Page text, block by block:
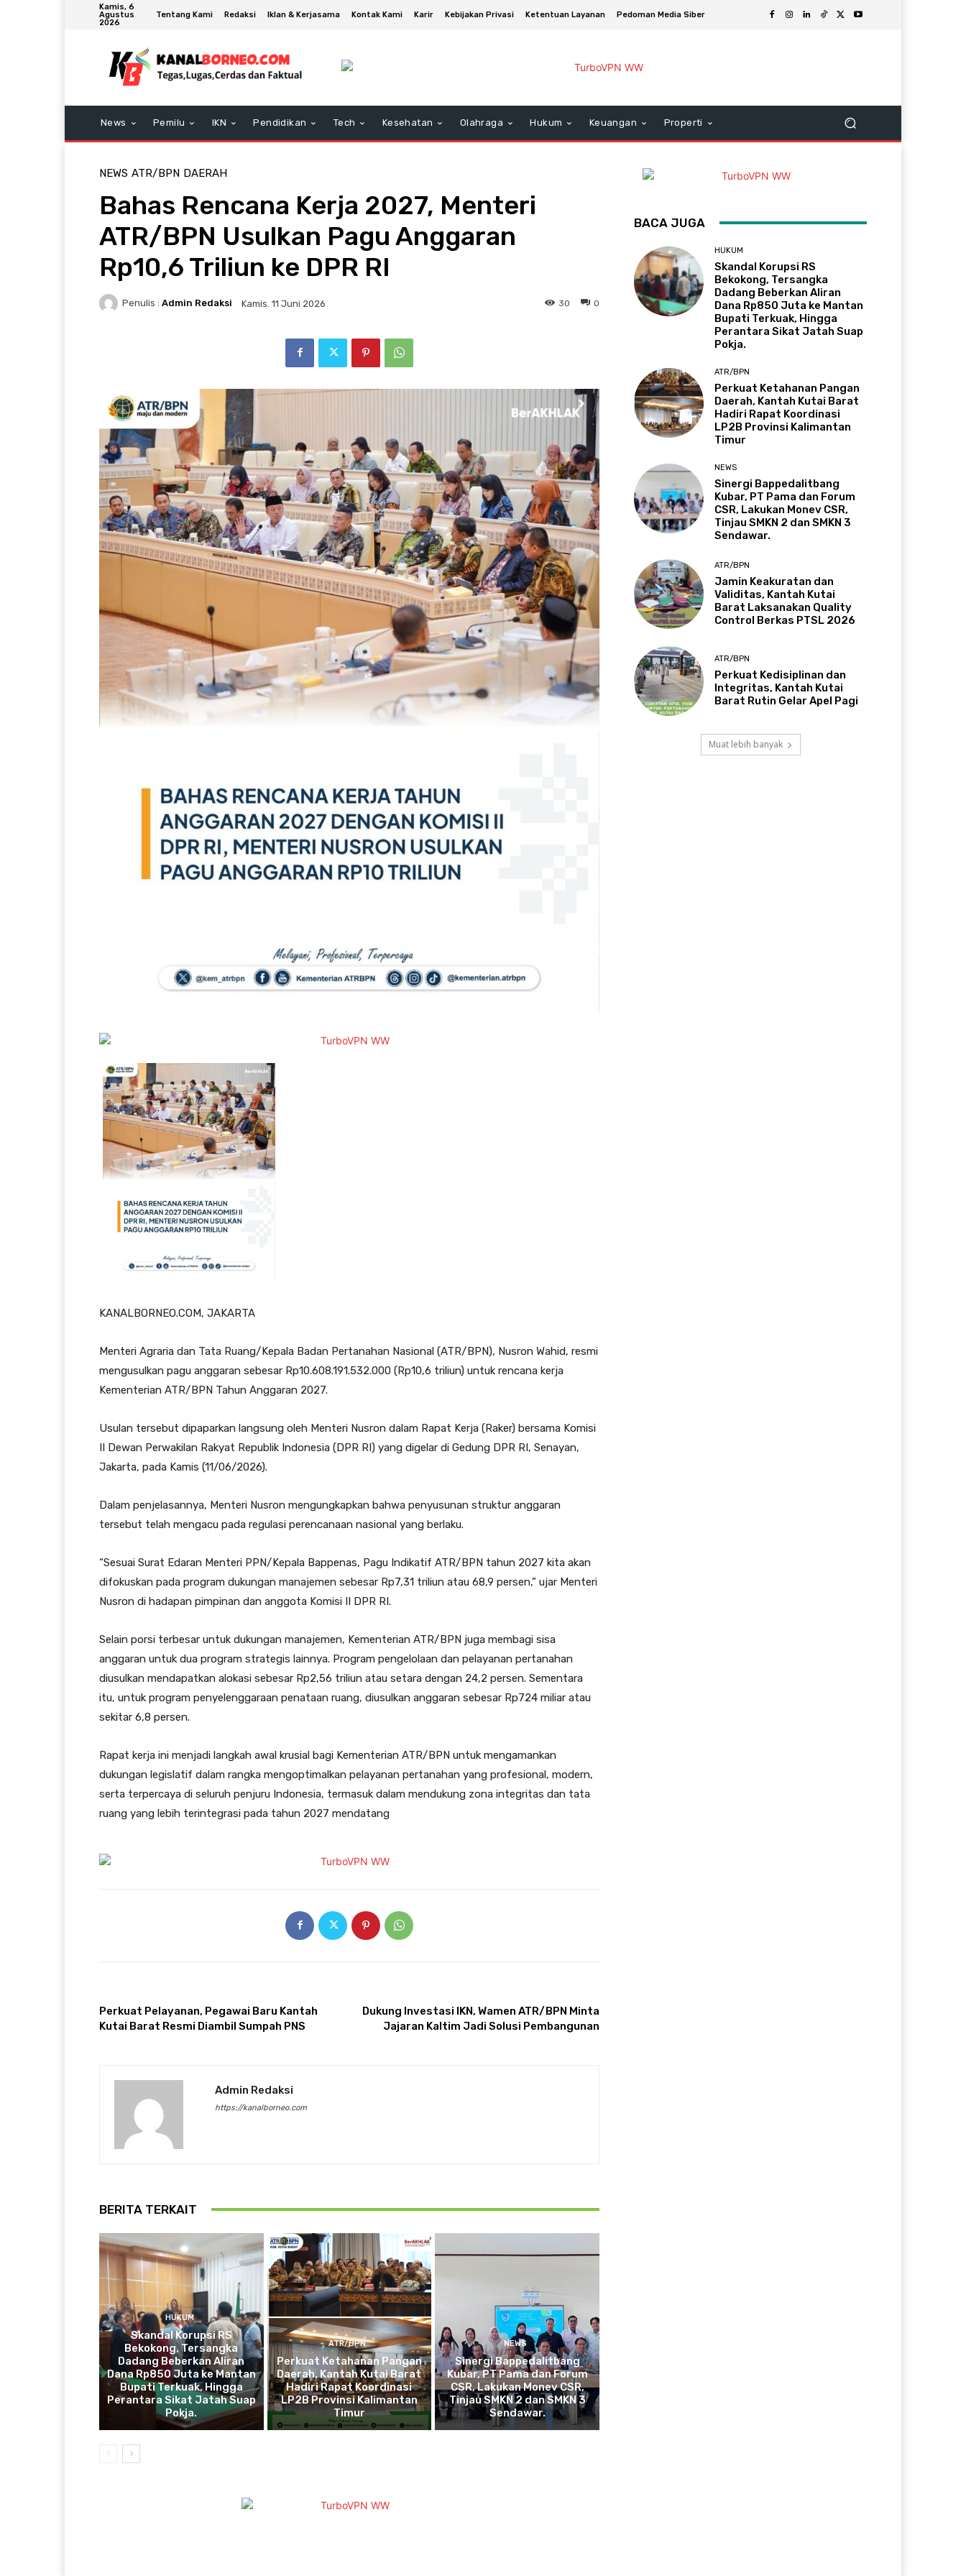
Kamis, 6
Agustus
2026
Tentang Kami Redaksi Iklan & Kerjasama Kontak Kami Karir Kebijakan Privasi Ketentuan Layanan Pedoman Media Siber
News Pemilu IKN Pendidikan Tech Kesehatan Olahraga Hukum Keuangan Properti
NEWS ATR/BPN DAERAH
Bahas Rencana Kerja 2027, Menteri
ATR/BPN Usulkan Pagu Anggaran
Rp10,6 Triliun ke DPR RI
Penulis : Admin Redaksi Kamis. 11 Juni 2026 0
30
KANALBORNEO.COM, JAKARTA
Menteri Agraria dan Tata Ruang/Kepala Badan Pertanahan Nasional (ATR/BPN), Nusron Wahid, resmi
mengusulkan pagu anggaran sebesar Rp10.608.191.532.000 (Rp10,6 triliun) untuk rencana kerja
Kementerian ATR/BPN Tahun Anggaran 2027.
Usulan tersebut dipaparkan langsung oleh Menteri Nusron dalam Rapat Kerja (Raker) bersama Komisi
II Dewan Perwakilan Rakyat Republik Indonesia (DPR RI) yang digelar di Gedung DPR RI, Senayan,
Jakarta, pada Kamis (11/06/2026).
Dalam penjelasannya, Menteri Nusron mengungkapkan bahwa penyusunan struktur anggaran
tersebut telah mengacu pada regulasi perencanaan nasional yang berlaku.
“Sesuai Surat Edaran Menteri PPN/Kepala Bappenas, Pagu Indikatif ATR/BPN tahun 2027 kita akan
difokuskan pada program dukungan manajemen sebesar Rp7,31 triliun atau 68,9 persen,” ujar Menteri
Nusron di hadapan pimpinan dan anggota Komisi II DPR RI.
Selain porsi terbesar untuk dukungan manajemen, Kementerian ATR/BPN juga membagi sisa
anggaran untuk dua program strategis lainnya. Program pengelolaan dan pelayanan pertanahan
diusulkan mendapatkan alokasi sebesar Rp2,56 triliun atau setara dengan 24,2 persen. Sementara
itu, untuk program penyelenggaraan penataan ruang, diusulkan anggaran sebesar Rp724 miliar atau
sekitar 6,8 persen.
Rapat kerja ini menjadi langkah awal krusial bagi Kementerian ATR/BPN untuk mengamankan
dukungan legislatif dalam rangka mengoptimalkan pelayanan pertanahan yang profesional, modern,
serta terpercaya di seluruh penjuru Indonesia, termasuk dalam mendukung zona integritas dan tata
ruang yang lebih terintegrasi pada tahun 2027 mendatang
Perkuat Pelayanan, Pegawai Baru Kantah
Kutai Barat Resmi Diambil Sumpah PNS
Dukung Investasi IKN, Wamen ATR/BPN Minta
Jajaran Kaltim Jadi Solusi Pembangunan
Admin Redaksi
https://kanalborneo.com
BERITA TERKAIT
HUKUM
Skandal Korupsi RS
Bekokong, Tersangka
Dadang Beberkan Aliran
Dana Rp850 Juta ke Mantan
Bupati Terkuak, Hingga
Perantara Sikat Jatah Suap
Pokja.
ATR/BPN
Perkuat Ketahanan Pangan
Daerah, Kantah Kutai Barat
Hadiri Rapat Koordinasi
LP2B Provinsi Kalimantan
Timur
NEWS
Sinergi Bappedalitbang
Kubar, PT Pama dan Forum
CSR, Lakukan Monev CSR,
Tinjau SMKN 2 dan SMKN 3
Sendawar.
BACA JUGA
HUKUM
Skandal Korupsi RS
Bekokong, Tersangka
Dadang Beberkan Aliran
Dana Rp850 Juta ke Mantan
Bupati Terkuak, Hingga
Perantara Sikat Jatah Suap
Pokja.
ATR/BPN
Perkuat Ketahanan Pangan
Daerah, Kantah Kutai Barat
Hadiri Rapat Koordinasi
LP2B Provinsi Kalimantan
Timur
NEWS
Sinergi Bappedalitbang
Kubar, PT Pama dan Forum
CSR, Lakukan Monev CSR,
Tinjau SMKN 2 dan SMKN 3
Sendawar.
ATR/BPN
Jamin Keakuratan dan
Validitas, Kantah Kutai
Barat Laksanakan Quality
Control Berkas PTSL 2026
ATR/BPN
Perkuat Kedisiplinan dan
Integritas, Kantah Kutai
Barat Rutin Gelar Apel Pagi
Muat lebih banyak